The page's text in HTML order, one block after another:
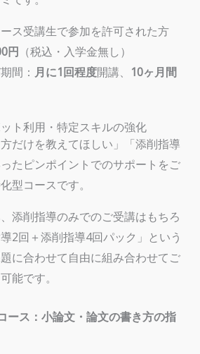
ス受講生で参加を許可された方
円 （税込・入学金無し）
間： 月に1回程度開講、 10ヶ月間
ット利用・特定スキルの強化
だけを教えてほしい」「添削指導
たピンポイントでのサポートをご
型コースです。
添削指導のみでのご受講はもちろ
2回＋添削指導4回パック」という
に合わせて自由に組み合わせてご
能です。
ース：小論文・論文の書き方の指